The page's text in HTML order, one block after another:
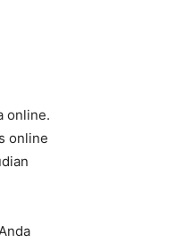
online.
online